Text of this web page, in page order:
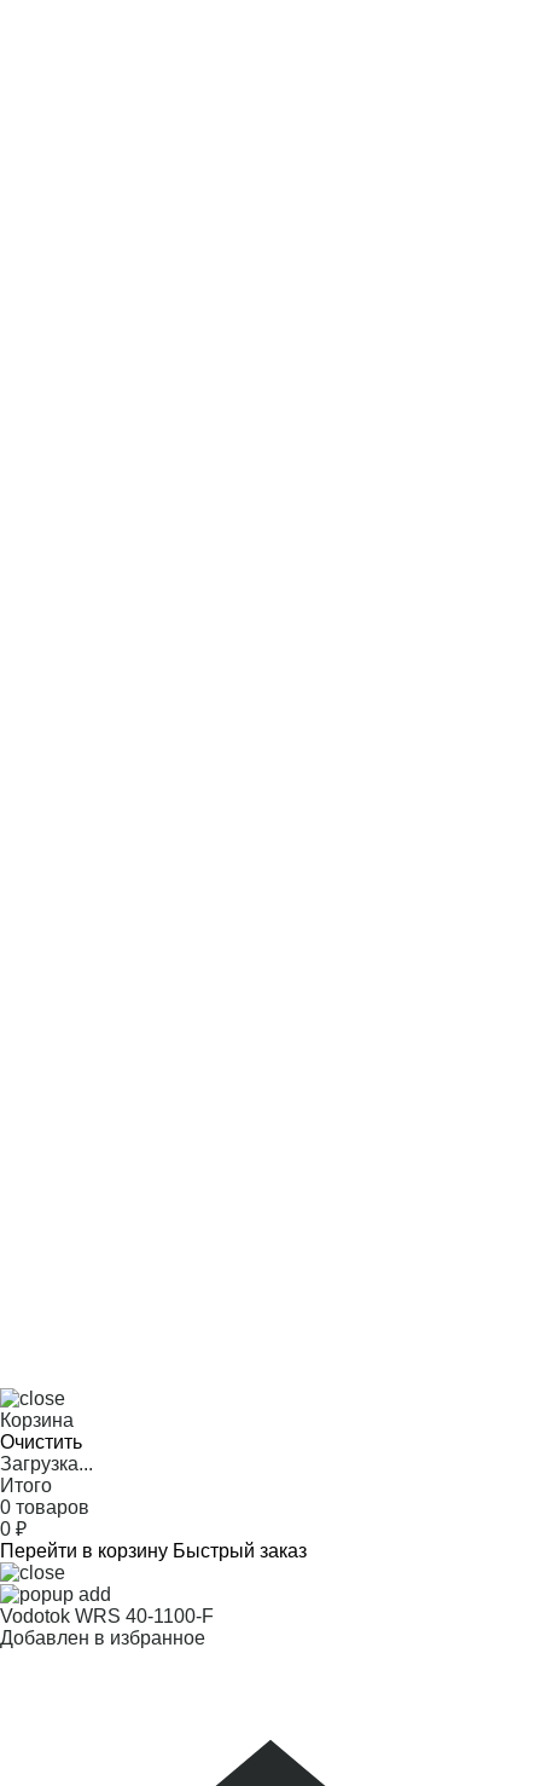
Корзина
Очистить
Загрузка...
Итого
0 товаров
0 ₽
Перейти в корзину Быстрый заказ
Vodotok WRS 40-1100-F
Добавлен в избранное